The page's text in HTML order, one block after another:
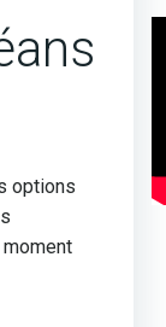
options